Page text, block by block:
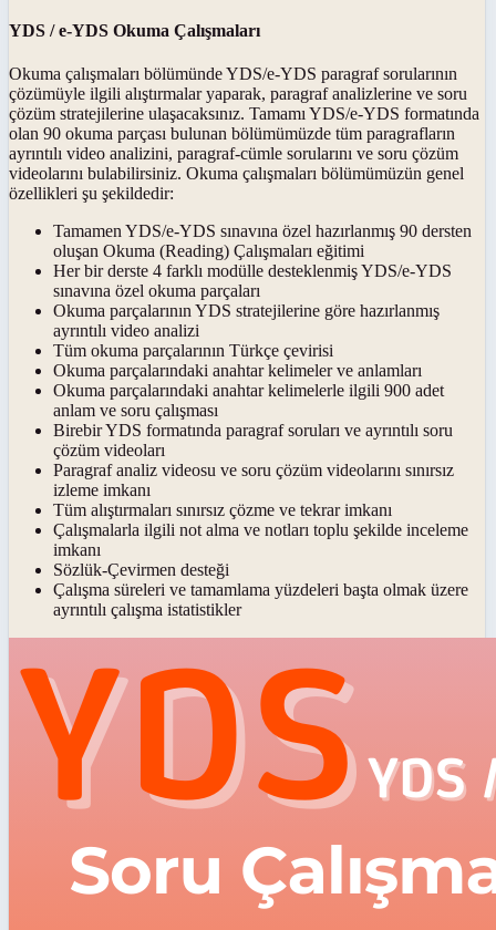
YDS / e-YDS Okuma Çalışmaları
Okuma çalışmaları bölümünde YDS/e-YDS paragraf sorularının
çözümüyle ilgili alıştırmalar yaparak, paragraf analizlerine ve soru
çözüm stratejilerine ulaşacaksınız. Tamamı YDS/e-YDS formatında
olan 90 okuma parçası bulunan bölümümüzde tüm paragrafların
ayrıntılı video analizini, paragraf-cümle sorularını ve soru çözüm
videolarını bulabilirsiniz. Okuma çalışmaları bölümümüzün genel
özellikleri şu şekildedir:
Tamamen YDS/e-YDS sınavına özel hazırlanmış 90 dersten
oluşan Okuma (Reading) Çalışmaları eğitimi
Her bir derste 4 farklı modülle desteklenmiş YDS/e-YDS
sınavına özel okuma parçaları
Okuma parçalarının YDS stratejilerine göre hazırlanmış
ayrıntılı video analizi
Tüm okuma parçalarının Türkçe çevirisi
Okuma parçalarındaki anahtar kelimeler ve anlamları
Okuma parçalarındaki anahtar kelimelerle ilgili 900 adet
anlam ve soru çalışması
Birebir YDS formatında paragraf soruları ve ayrıntılı soru
çözüm videoları
Paragraf analiz videosu ve soru çözüm videolarını sınırsız
izleme imkanı
Tüm alıştırmaları sınırsız çözme ve tekrar imkanı
Çalışmalarla ilgili not alma ve notları toplu şekilde inceleme
imkanı
Sözlük-Çevirmen desteği
Çalışma süreleri ve tamamlama yüzdeleri başta olmak üzere
ayrıntılı çalışma istatistikler